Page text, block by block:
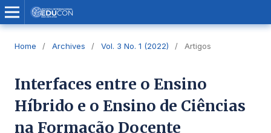
Home / Archives / Vol. 3 No. 1 (2022) / Artigos
Interfaces entre o Ensino
Híbrido e o Ensino de Ciências
na Formação Docente